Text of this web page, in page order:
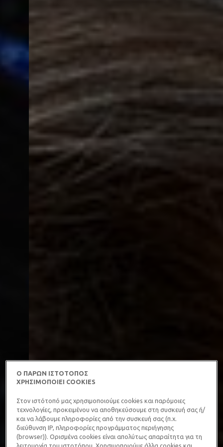
Ο ΠΑΡΩΝ ΙΣΤΟΤΟΠΟΣ
ΧΡΗΣΙΜΟΠΟΙΕΙ COOKIES
Στον ιστότοπό μας χρησιμοποιούμε cookies και παρόμοιες
τεχνολογίες, προκειμένου να αποθηκεύσουμε στη συσκευή σας ή/
και να λάβουμε πληροφορίες από την συσκευή σας (π.χ.
διεύθυνση IP, πληροφορίες προγράμματος περιήγησης
(browser)). Ορισμένα cookies είναι απολύτως απαραίτητα για τη
λειτουργία του ιστοτόπου. Χρησιμοποιούμε άλλα cookies και